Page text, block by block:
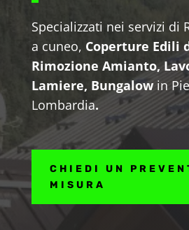
Specializzati nei servizi di
a cuneo, Coperture Edili
Rimozione Amianto,
Lamiere, Bungalow in
Lombardia.
CHIEDI UN
MISURA